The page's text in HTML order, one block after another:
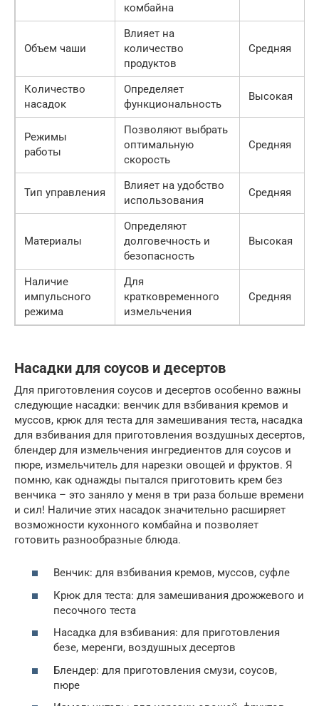
комбайна
Объем чаши
Влияет на
количество
продуктов
Средняя
Количество
насадок
Определяет
функциональность
Высокая
Режимы
работы
Позволяют выбрать
оптимальную
скорость
Средняя
Тип управления
Влияет на удобство
использования
Средняя
Материалы
Определяют
долговечность и
безопасность
Высокая
Наличие
импульсного
режима
Для
кратковременного
измельчения
Средняя
Насадки для соусов и десертов
Для приготовления соусов и десертов особенно важны
следующие насадки: венчик для взбивания кремов и
муссов, крюк для теста для замешивания теста, насадка
для взбивания для приготовления воздушных десертов,
блендер для измельчения ингредиентов для соусов и
пюре, измельчитель для нарезки овощей и фруктов. Я
помню, как однажды пытался приготовить крем без
венчика – это заняло у меня в три раза больше времени
и сил! Наличие этих насадок значительно расширяет
возможности кухонного комбайна и позволяет
готовить разнообразные блюда.
Венчик: для взбивания кремов, муссов, суфле
Крюк для теста: для замешивания дрожжевого и
песочного теста
Насадка для взбивания: для приготовления
безе, меренги, воздушных десертов
Блендер: для приготовления смузи, соусов,
пюре